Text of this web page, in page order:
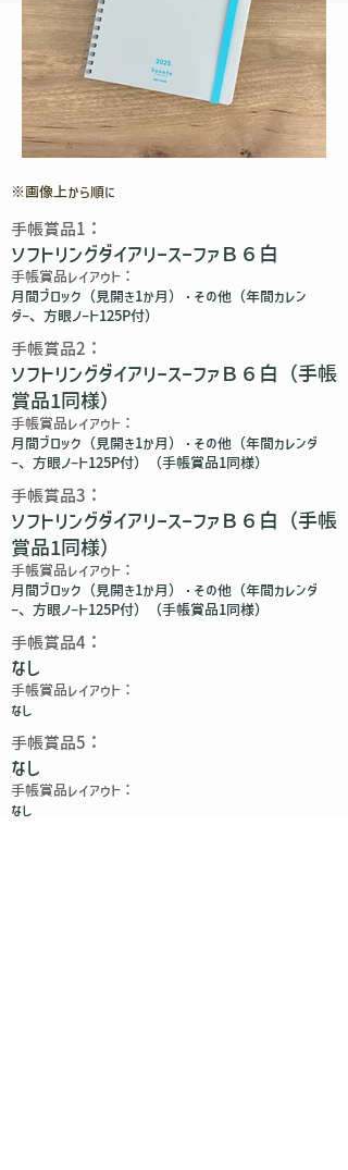
※​画像上から順に
​手帳賞品1：
ソフトリングダイアリースーファＢ６白
​手帳賞品レイアウト：
月間ブロック（見開き1か月）・その他（年間カレン
ダー、方眼ノート125P付）
​手帳賞品2：
ソフトリングダイアリースーファＢ６白（手帳
賞品1同様）
​手帳賞品レイアウト：
月間ブロック（見開き1か月）・その他（年間カレンダ
ー、方眼ノート125P付）（手帳賞品1同様）
​手帳賞品3：
ソフトリングダイアリースーファＢ６白（手帳
賞品1同様）
​手帳賞品レイアウト：
月間ブロック（見開き1か月）・その他（年間カレンダ
ー、方眼ノート125P付）（手帳賞品1同様）
​手帳賞品4：
なし
​手帳賞品レイアウト：
なし
​手帳賞品5：
なし
​手帳賞品レイアウト：
なし